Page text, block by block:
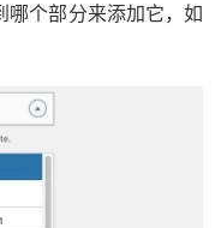
哪个部分来添加它，如